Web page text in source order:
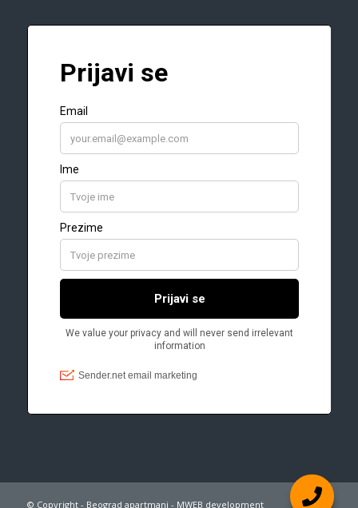
© Copyright - Beograd apartmani - MWEB development